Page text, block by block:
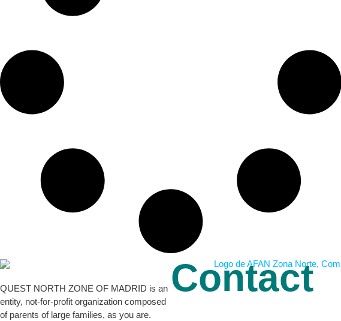
QUEST NORTH ZONE OF MADRID is an
entity, not-for-profit organization composed
of parents of large families, as you are.
Contact